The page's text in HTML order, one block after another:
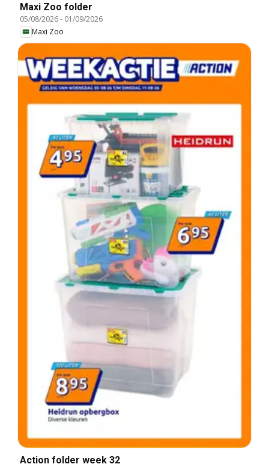
Maxi Zoo folder
05/08/2026- 01/09/2026
Maxi Zoo
Action folder week 32